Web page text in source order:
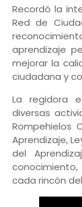
Recordó la
Red de
aprendizaje
mejorar la
ciudadana y
La regidora
diversas
Rompehielos
Aprendizaje,
del
cada rincón